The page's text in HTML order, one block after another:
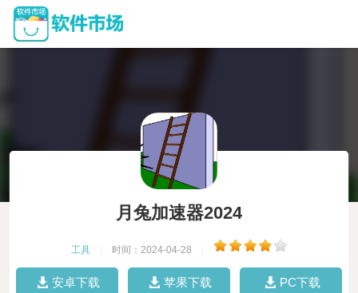
月兔加速器2024
工具 时间：2024-04-28
安卓下载 苹果下载 PC下载